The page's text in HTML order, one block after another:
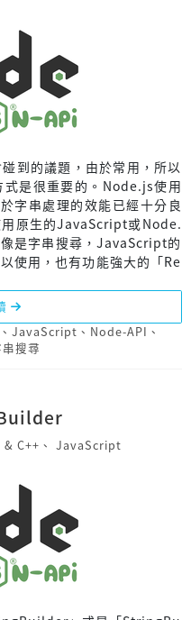
到的議題，由於常用，所以
式是很重要的。Node.js使用
字串處理的效能已經十分良
用原生的JavaScript或Node.
是字串搜尋，JavaScript的
使用，也有功能強大的「Re
、 JavaScript 、 Node-API 、
串搜尋
& C++ 、 JavaScript